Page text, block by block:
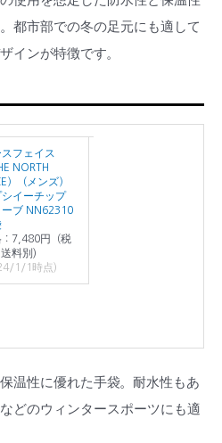
都市部での冬の足元にも適して
インが特徴です。
スフェイス
NORTH
）（メンズ）
シイーチップ
ーブ NN62310
7,480円（税
料別)
1/1時点)
温性に優れた手袋。耐水性もあ
どのウィンタースポーツにも適